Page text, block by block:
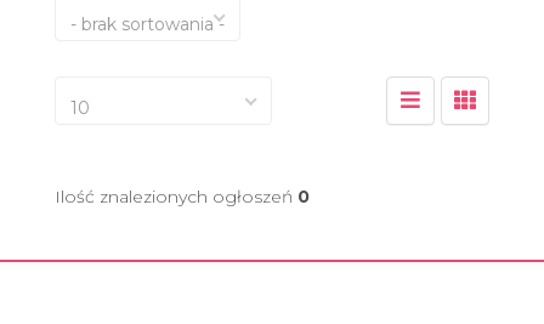
- brak sortowania -
10
Ilość znalezionych ogłoszeń 0